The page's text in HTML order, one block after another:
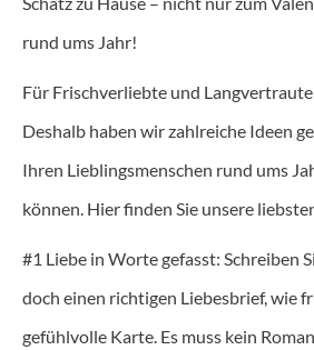
rund ums Jahr!
Für Frischverliebte und Langvertraute
Deshalb haben wir zahlreiche Ideen
Ihren Lieblingsmenschen rund ums
können. Hier finden Sie unsere
#1 Liebe in Worte gefasst: Schreiben
doch einen richtigen Liebesbrief, wie
gefühlvolle Karte. Es muss kein